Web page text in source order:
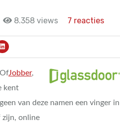
8.358 views 7 reacties
Jobber,
kent
van deze namen een vinger in
zijn, online